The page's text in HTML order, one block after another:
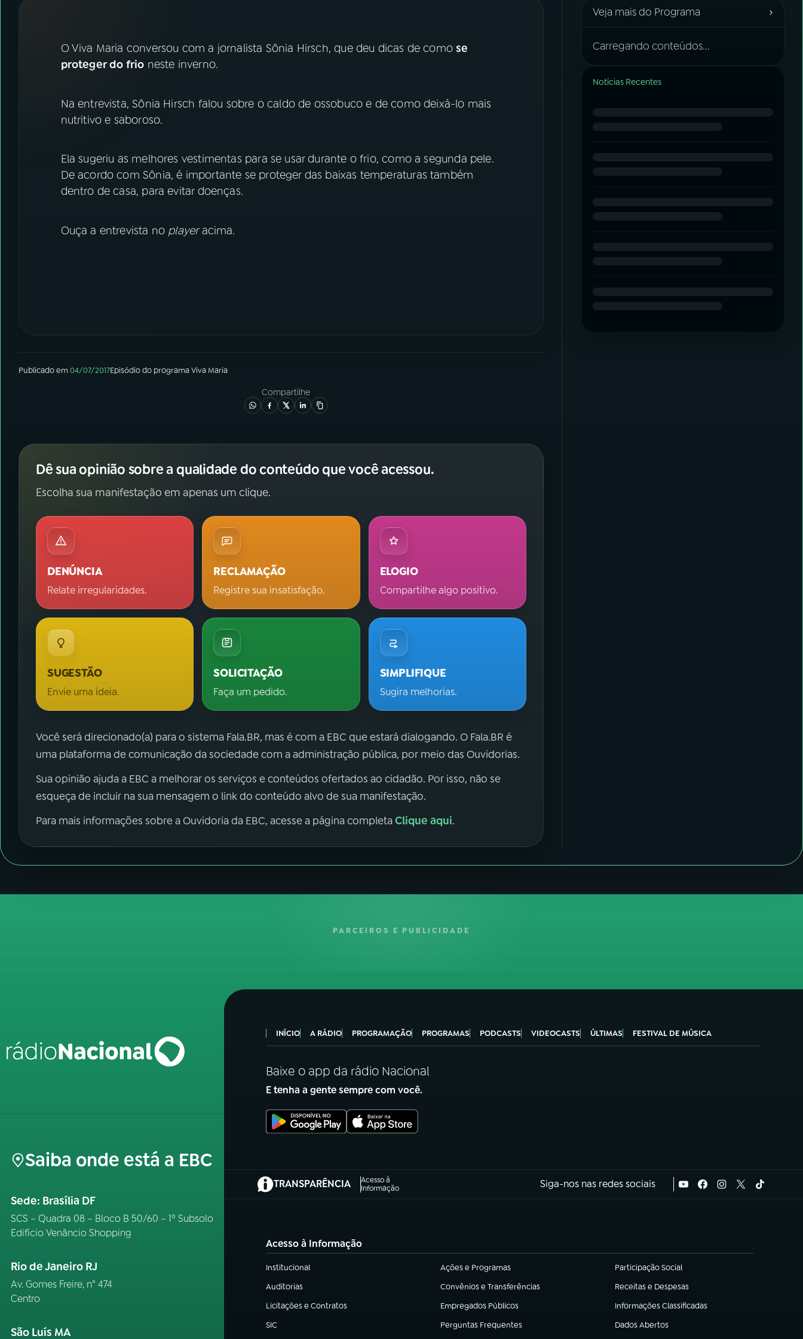
FESTIVAL DE MÚSICA
YouTube Facebook
O Viva Maria conversou com a jornalista Sônia Hirsch, que deu dicas de comose
proteger do frio neste inverno.
Na entrevista, Sônia Hirsch falou sobre o caldo de ossobuco e de como deixá-lo mais
nutritivo e saboroso.
Ela sugeriu as melhores vestimentas para se usar durante o frio, como a segunda pele.
De acordo com Sônia, é importante se proteger das baixas temperaturas também
dentro de casa, para evitar doenças.
Ouça a entrevista no playeracima.
Publicado em04/07/2017Episódiodo programaViva Maria
Compartilhe
Dê sua opinião sobre a qualidade do conteúdo que você acessou.
Escolha sua manifestação em apenas um clique.
DENÚNCIA
Relate irregularidades.
RECLAMAÇÃO
Registre sua insatisfação.
ELOGIO
Compartilhe algo positivo.
SUGESTÃO
Envie uma ideia.
SOLICITAÇÃO
Faça um pedido.
SIMPLIFIQUE
Sugira melhorias.
Você será direcionado(a) para o sistema Fala.BR, mas é com a EBC que estará dialogando. O Fala.BR é
uma plataforma de comunicação da sociedade com a administração pública, por meio das Ouvidorias.
Sua opinião ajuda a EBC a melhorar os serviços e conteúdos ofertados ao cidadão. Por isso, não se
esqueça de incluir na sua mensagem o link do conteúdo alvo de sua manifestação.
Para mais informações sobre a Ouvidoria da EBC, acesse a página completaClique aqui.
Veja mais do Programa ›
Carregando conteúdos...
Notícias Recentes
PARCEIROS E PUBLICIDADE
Saiba onde está a EBC
Sede: Brasília DF
SCS – Quadra 08 – Bloco B 50/60 – 1º Subsolo
Edifício Venâncio Shopping
Rio de Janeiro RJ
Av. Gomes Freire, n° 474
Centro
São Luís MA
INÍCIO A RÁDIO PROGRAMAÇÃO PROGRAMAS PODCASTS VIDEOCASTS ÚLTIMAS FESTIVAL DE MÚSICA
Baixe o app da rádio Nacional
E tenha a gente sempre com você.
TRANSPARÊNCIA
Acesso à
Informação
(abre em nova aba) Siga-nos nas redes sociais
Acesso à Informação
Institucional
(abre em nova aba) Ações e Programas
(abre em nova aba) Participação Social
(abre em nova aba)
Auditorias
(abre em nova aba) Convênios e Transferências
(abre em nova aba) Receitas e Despesas
(abre em nova aba)
Licitações e Contratos
(abre em nova aba) Empregados Públicos
(abre em nova aba) Informações Classificadas
(abre em nova aba)
SIC
(abre em nova aba) Perguntas Frequentes
(abre em nova aba) Dados Abertos
(abre em nova aba)